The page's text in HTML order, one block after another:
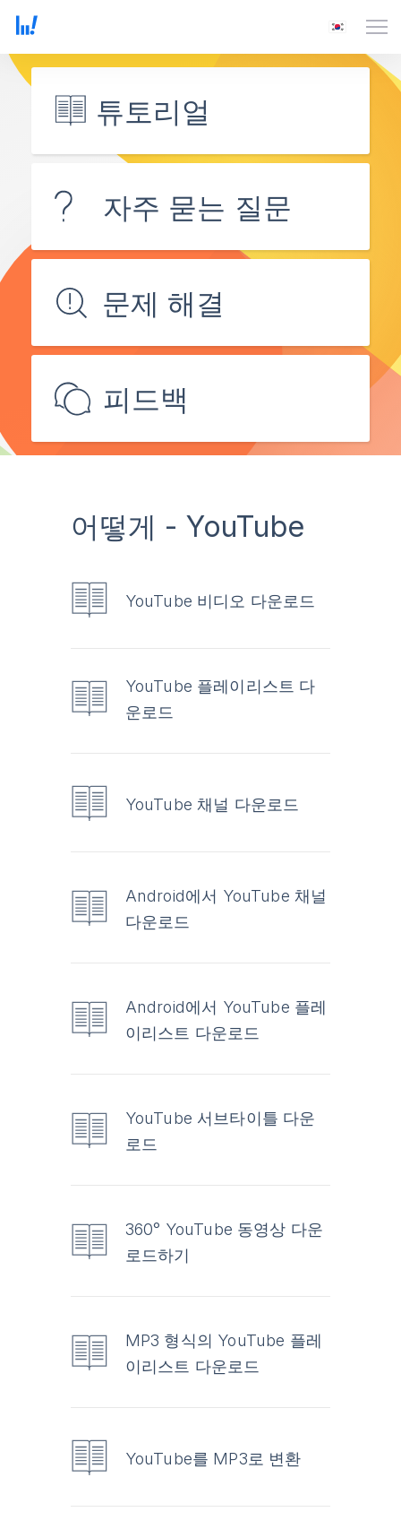
튜토리얼
자주 묻는 질문
문제 해결
피드백
어떻게 - YouTube
YouTube 비디오 다운로드
YouTube 플레이리스트 다
운로드
YouTube 채널 다운로드
Android에서 YouTube 채널
다운로드
Android에서 YouTube 플레
이리스트 다운로드
YouTube 서브타이틀 다운
로드
360° YouTube 동영상 다운
로드하기
MP3 형식의 YouTube 플레
이리스트 다운로드
YouTube를 MP3로 변환